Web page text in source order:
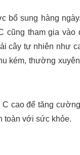
sung hàng
tham gia vào
cây tự nhiên như
kém, thường
cao để tăng
toàn với sức khỏe.